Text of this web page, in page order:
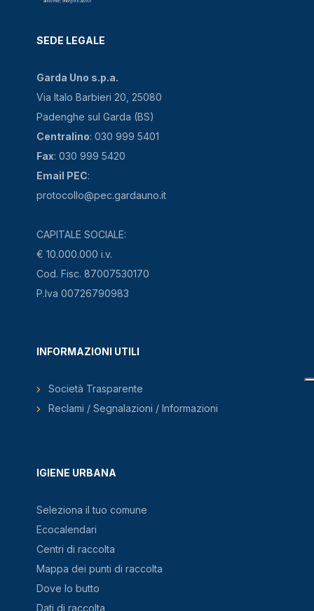
SEDE LEGALE
Garda Uno s.p.a.
Via Italo Barbieri 20, 25080
Padenghe sul Garda (BS)
Centralino: 030 999 5401
Fax: 030 999 5420
Email PEC:
protocollo@pec.gardauno.it
CAPITALE SOCIALE:
€ 10.000.000 i.v.
Cod. Fisc. 87007530170
P.Iva 00726790983
IGIENE URBANA
Seleziona il tuo comune
Ecocalendari
Centri di raccolta
Mappa dei punti di raccolta
Dove lo butto
Dati di raccolta
INFORMAZIONI UTILI
Società Trasparente
Reclami / Segnalazioni / Informazioni